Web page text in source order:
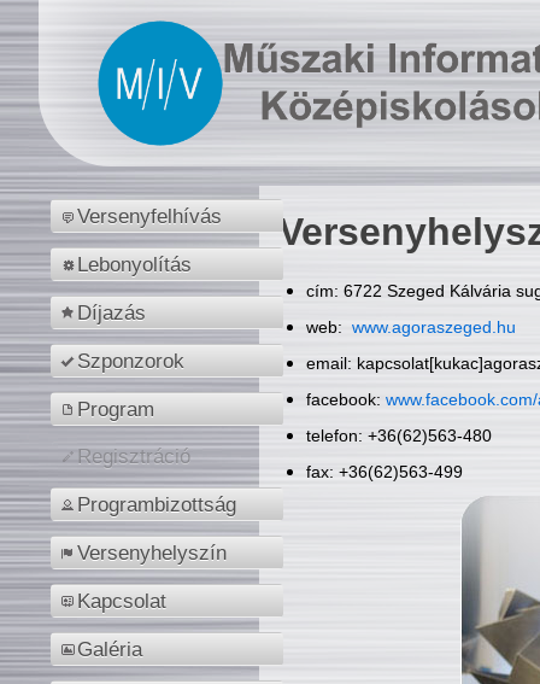
Versenyfelhívás
Lebonyolítás
Díjazás
Szponzorok
Program
Regisztráció
Programbizottság
Versenyhelyszín
Kapcsolat
Galéria
cím: 6722 Szeged Kálvária
web: www.agoraszeged.hu
email:
facebook:
telefon: +36(62)563-480
fax: +36(62)563-499